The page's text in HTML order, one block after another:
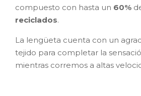
compuesto con hasta un 60%
reciclados.
La lengüeta cuenta con un
tejido para completar la
mientras corremos a altas